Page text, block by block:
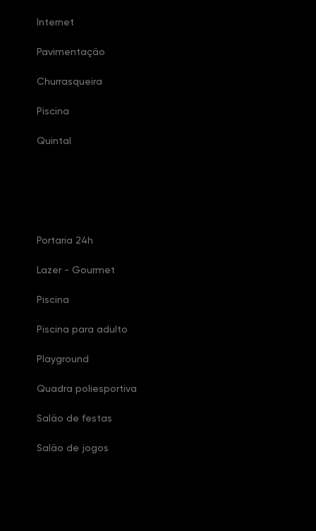
Internet
Pavimentação
Churrasqueira
Piscina
Quintal
Portaria 24h
Lazer - Gourmet
Piscina
Piscina para adulto
Playground
Quadra poliesportiva
Salão de festas
Salão de jogos